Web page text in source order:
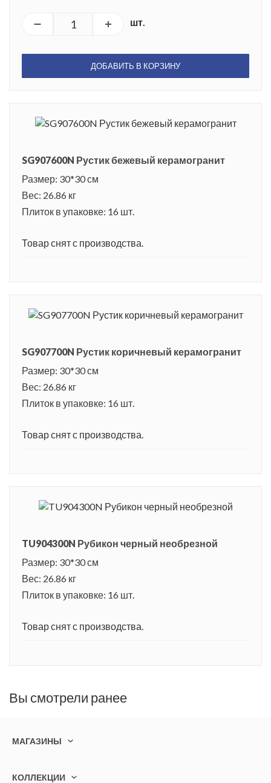
шт.
ДОБАВИТЬ В КОРЗИНУ
SG907600N Рустик бежевый керамогранит
Размер: 30*30 см
Вес: 26.86 кг
Плиток в упаковке: 16 шт.
Товар снят с производства.
SG907700N Рустик коричневый керамогранит
Размер: 30*30 см
Вес: 26.86 кг
Плиток в упаковке: 16 шт.
Товар снят с производства.
TU904300N Рубикон черный необрезной
Размер: 30*30 см
Вес: 26.86 кг
Плиток в упаковке: 16 шт.
Товар снят с производства.
Вы смотрели ранее
МАГАЗИНЫ
КОЛЛЕКЦИИ